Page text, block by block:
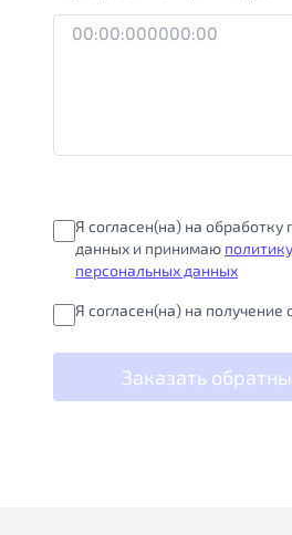
Я согласен(на) на обработку
данных и принимаю
персональных данных
Я согласен(на) на получение
Заказать